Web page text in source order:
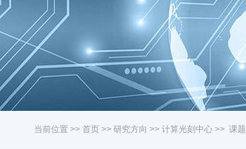
当前位置 >> 首页>> 研究方向 >> 计算光刻中心>> 课